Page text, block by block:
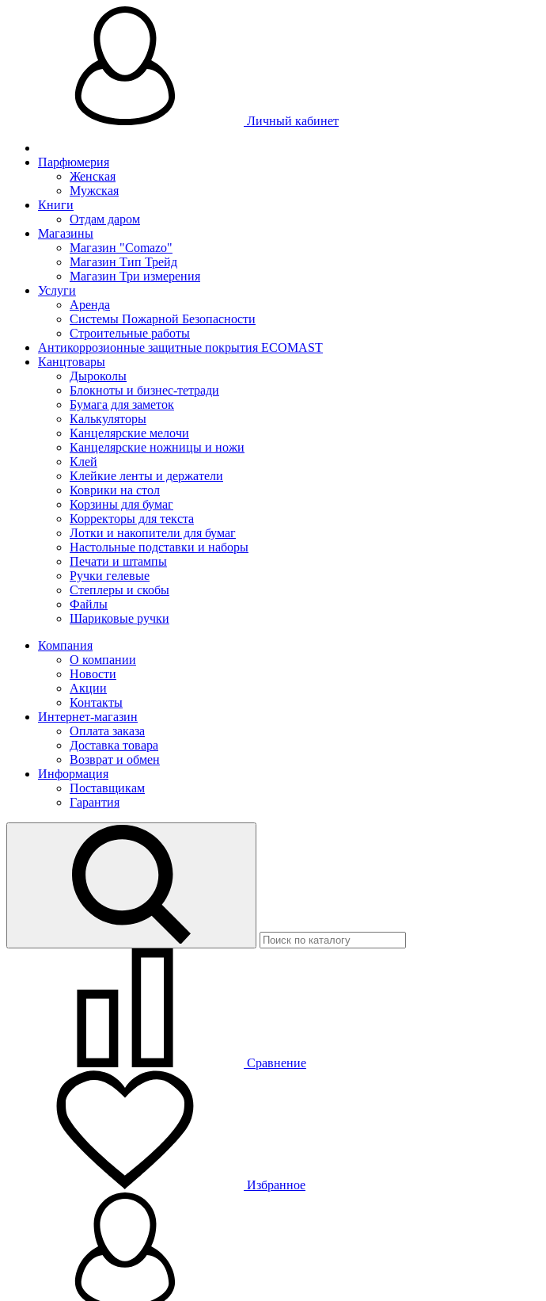
Личный кабинет
Парфюмерия
Женская
Мужская
Книги
Отдам даром
Магазины
Магазин "Comazo"
Магазин Тип Трейд
Магазин Три измерения
Услуги
Аренда
Системы Пожарной Безопасности
Строительные работы
Антикоррозионные защитные покрытия ECOMAST
Канцтовары
Дыроколы
Блокноты и бизнес-тетради
Бумага для заметок
Калькуляторы
Канцелярские мелочи
Канцелярские ножницы и ножи
Клей
Клейкие ленты и держатели
Коврики на стол
Корзины для бумаг
Корректоры для текста
Лотки и накопители для бумаг
Настольные подставки и наборы
Печати и штампы
Ручки гелевые
Степлеры и скобы
Файлы
Шариковые ручки
Компания
О компании
Новости
Акции
Контакты
Интернет-магазин
Оплата заказа
Доставка товара
Возврат и обмен
Информация
Поставщикам
Гарантия
Сравнение
Избранное